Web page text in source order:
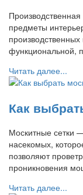
предметы
функциональной,
Читать далее...
Как
Москитные сетки
насекомых,
позволяют
проникновения
Читать далее...